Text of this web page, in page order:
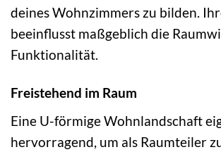
deines Wohnzimmers zu bilden.
beeinflusst maßgeblich die
Funktionalität.
Freistehend im Raum
Eine U-förmige Wohnlandschaft
hervorragend, um als Raumteiler